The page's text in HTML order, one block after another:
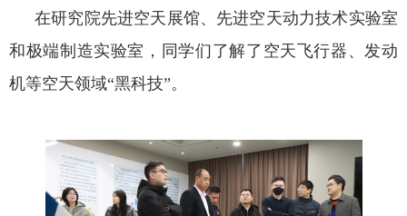
在研究院先进空天展馆、先进空天动力技术实验室
和极端制造实验室，同学们了解了空天飞行器、发动
机等空天领域“黑科技”。